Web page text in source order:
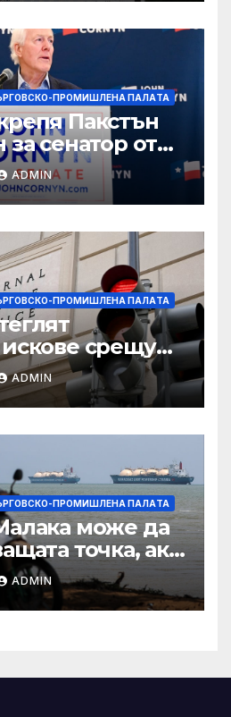
ПРОМИШЛЕНА ПАЛAТА
Пакстън
сенатор от
ADMIN
ПРОМИШЛЕНА ПАЛAТА
срещу
в
съдебно дело с
ADMIN
ПРОМИШЛЕНА ПАЛAТА
може да
точка, ако
ADMIN